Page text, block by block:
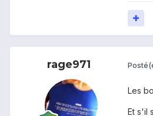
rage971
Les
Et s'il